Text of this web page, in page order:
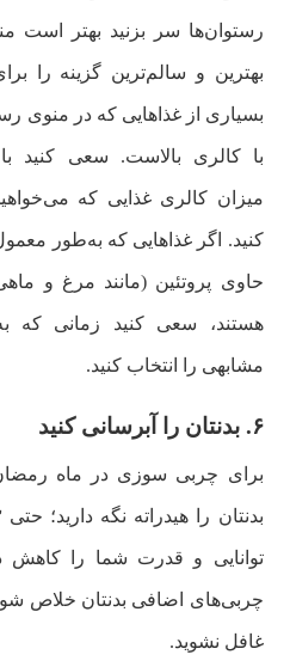
رستوان‌ها سر بزنید بهتر است
بهترین و سالم‌ترین گزینه را
بسیاری از غذاهایی که در منوی
با کالری بالاست. سعی کنید
میزان کالری غذایی که
کنید. اگر غذاهایی که به‌طور
حاوی پروتئین (مانند مرغ و
هستند، سعی کنید زمانی که
مشابهی را انتخاب کنید.
۶. بدنتان را آبرسانی کنید
برای چربی سوزی در ماه رمضان
توانایی و قدرت شما را کاهش
چربی‌های اضافی بدنتان خلاص
غافل نشوید.